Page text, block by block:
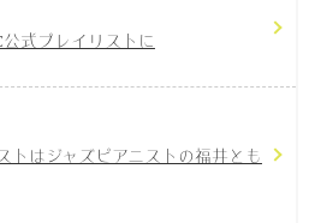
式プレイリストに
トはジャズピアニストの福井とも